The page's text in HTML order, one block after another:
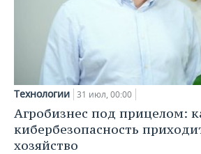
Технологии 31 июл, 00:00
Агробизнес под прицелом:
кибербезопасность
хозяйство